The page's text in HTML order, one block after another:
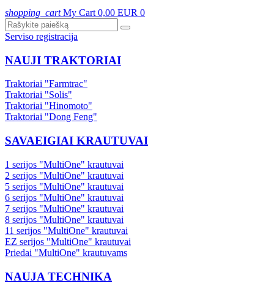
shopping_cart My Cart 0,00 EUR 0
Serviso registracija
NAUJI TRAKTORIAI
Traktoriai "Farmtrac"
Traktoriai "Solis"
Traktoriai "Hinomoto"
Traktoriai "Dong Feng"
SAVAEIGIAI KRAUTUVAI
1 serijos "MultiOne" krautuvai
2 serijos "MultiOne" krautuvai
5 serijos "MultiOne" krautuvai
6 serijos "MultiOne" krautuvai
7 serijos "MultiOne" krautuvai
8 serijos "MultiOne" krautuvai
11 serijos "MultiOne" krautuvai
EZ serijos "MultiOne" krautuvai
Priedai "MultiOne" krautuvams
NAUJA TECHNIKA